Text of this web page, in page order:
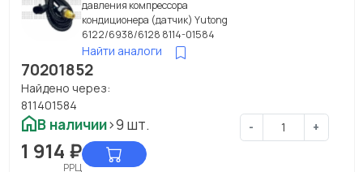
давления компрессора
кондиционера (датчик) Yutong
6122/6938/6128 8114-01584
Найти аналоги
70201852
Найдено через:
811401584
В наличии>9 шт. - +
1 914 ₽
РРЦ